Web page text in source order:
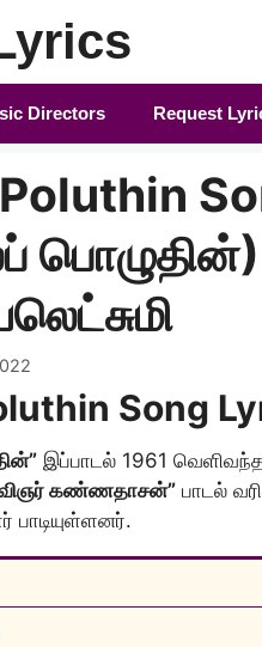
Directors Request
Song
இப்பாடல் 1961
கண்ணதாசன்” பாடல்
பாடியுள்ளனர்.